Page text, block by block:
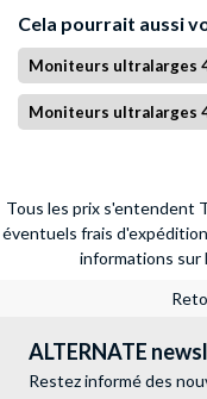
Cela pourrait aussi
Moniteurs ultralarges
Moniteurs ultralarges
Tous les prix s'entendent
éventuels frais
informations sur
ALTERNATE
Restez informé des